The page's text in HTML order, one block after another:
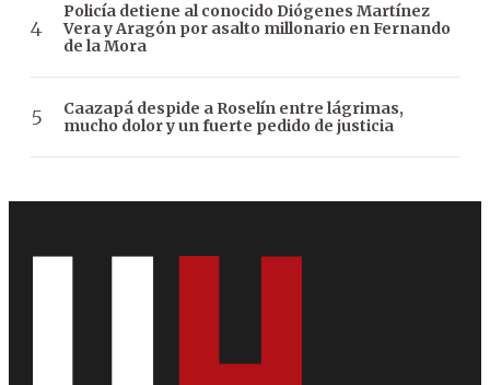
Policía detiene al conocido Diógenes Martínez
Vera y Aragón por asalto millonario en Fernando
de la Mora
Caazapá despide a Roselín entre lágrimas,
mucho dolor y un fuerte pedido de justicia